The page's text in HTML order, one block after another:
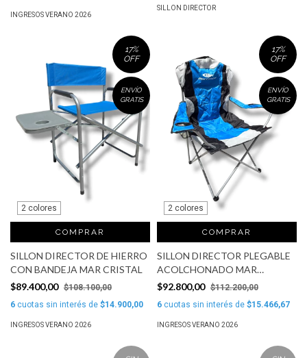
INGRESOS VERANO 2026
SILLON DIRECTOR
17%
OFF
ENVÍO
GRATIS
2 colores
COMPRAR
SILLON DIRECTOR DE HIERRO
CON BANDEJA MAR CRISTAL
$89.400,00 $108.100,00
6 cuotas sin interés de $14.900,00
INGRESOS VERANO 2026
17%
OFF
ENVÍO
GRATIS
2 colores
COMPRAR
SILLON DIRECTOR PLEGABLE
ACOLCHONADO MAR
CRISTAL
$92.800,00 $112.200,00
6 cuotas sin interés de $15.466,67
INGRESOS VERANO 2026